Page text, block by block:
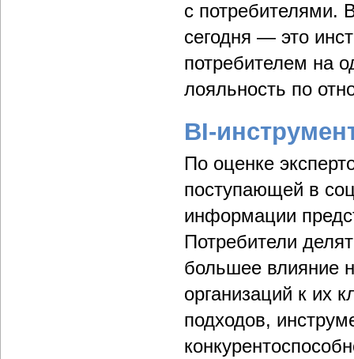
с потребителями.
сегодня — это
потребителем на
лояльность по
BI-
По оценке
поступающей в
информации
Потребители
большее влияние
организаций к их
подходов,